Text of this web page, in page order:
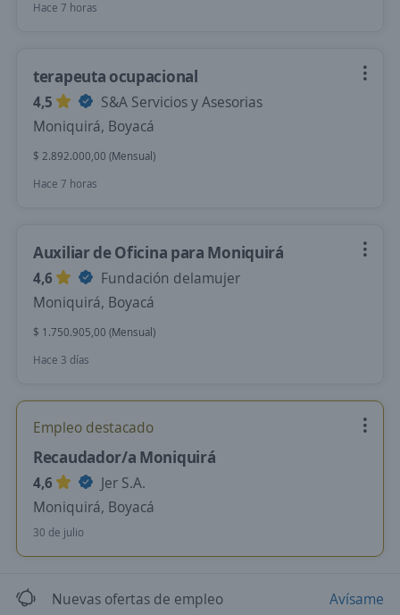
Hace 7 horas
terapeuta ocupacional
4,5
S&A Servicios y Asesorias
Moniquirá, Boyacá
$ 2.892.000,00 (Mensual)
Hace 7 horas
Auxiliar de Oficina para Moniquirá
4,6
Fundación delamujer
Moniquirá, Boyacá
$ 1.750.905,00 (Mensual)
Hace 3 días
Empleo destacado
Recaudador/a Moniquirá
4,6
Jer S.A.
Moniquirá, Boyacá
30 de julio
Nuevas ofertas de empleo Avísame